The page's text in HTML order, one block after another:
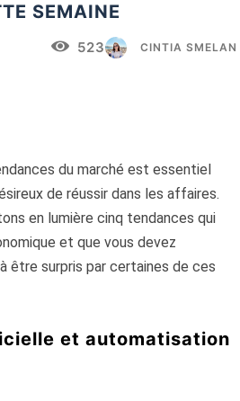
SEMAINE
CINTIA SMELAN
523
du marché est essentiel
de réussir dans les affaires.
en lumière cinq tendances qui
et que vous devez
être surpris par certaines de ces
et automatisation